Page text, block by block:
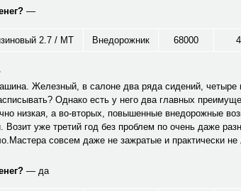
—
2.7 / MT Внедорожник 68000 4
Железный, в салоне два ряда сидений, четыре
Однако есть у него два главных
низкая, а во-вторых, повышенные внедорожные
Возит уже третий год без проблем по очень даже
совсем даже не зажратые и практически не
— да